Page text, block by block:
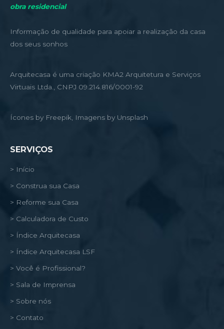
obra residencial
Informação de qualidade para apoiar a realização da casa
dos seus sonhos
Arquitecasa é uma criação KMA2 Arquitetura e Serviços
Virtuais Ltda., CNPJ 09.214.816/0001-92
Ícones by Freepik, Imagens by Unsplash
SERVIÇOS
> Início
> Construa sua Casa
> Reforme sua Casa
> Calculadora de Custo
> Índice Arquitecasa
> Índice Arquitecasa LSF
> Você é Profissional?
> Sala de Imprensa
> Sobre nós
> Contato